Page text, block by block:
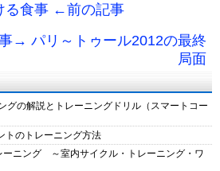
る食事 ←前の記事
→ パリ～トゥール2012の最終
局面
グの解説とトレーニングドリル（スマートコー
トのトレーニング方法
ーニング ～室内サイクル・トレーニング・ワ